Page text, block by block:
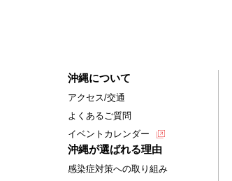
沖縄について
アクセス/交通
よくあるご質問
イベントカレンダー
沖縄が選ばれる理由
感染症対策への取り組み